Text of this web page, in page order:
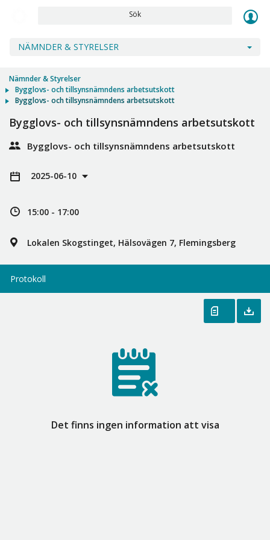
Sök
NÄMNDER & STYRELSER
Nämnder & Styrelser
Bygglovs- och tillsynsnämndens arbetsutskott
Bygglovs- och tillsynsnämndens arbetsutskott
Bygglovs- och tillsynsnämndens arbetsutskott
Bygglovs- och tillsynsnämndens arbetsutskott
2025-06-10
15:00 - 17:00
Lokalen Skogstinget, Hälsovägen 7, Flemingsberg
Protokoll
Det finns ingen information att visa